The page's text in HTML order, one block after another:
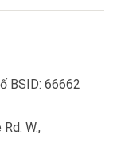
BSID: 66662
W.,